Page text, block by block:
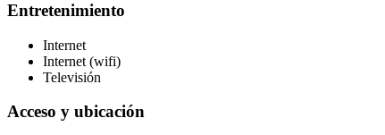
Entretenimiento
Internet
Internet (wifi)
Televisión
Acceso y ubicación